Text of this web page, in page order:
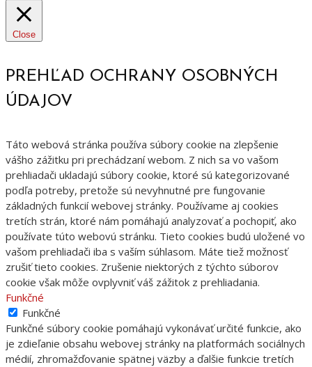
Close
PREHĽAD OCHRANY OSOBNÝCH
ÚDAJOV
Táto webová stránka používa súbory cookie na zlepšenie
vášho zážitku pri prechádzaní webom. Z nich sa vo vašom
prehliadači ukladajú súbory cookie, ktoré sú kategorizované
podľa potreby, pretože sú nevyhnutné pre fungovanie
základných funkcií webovej stránky. Používame aj cookies
tretích strán, ktoré nám pomáhajú analyzovať a pochopiť, ako
používate túto webovú stránku. Tieto cookies budú uložené vo
vašom prehliadači iba s vaším súhlasom. Máte tiež možnosť
zrušiť tieto cookies. Zrušenie niektorých z týchto súborov
cookie však môže ovplyvniť váš zážitok z prehliadania.
Funkčné
Funkčné
Funkčné súbory cookie pomáhajú vykonávať určité funkcie, ako
je zdieľanie obsahu webovej stránky na platformách sociálnych
médií, zhromažďovanie spätnej väzby a ďalšie funkcie tretích